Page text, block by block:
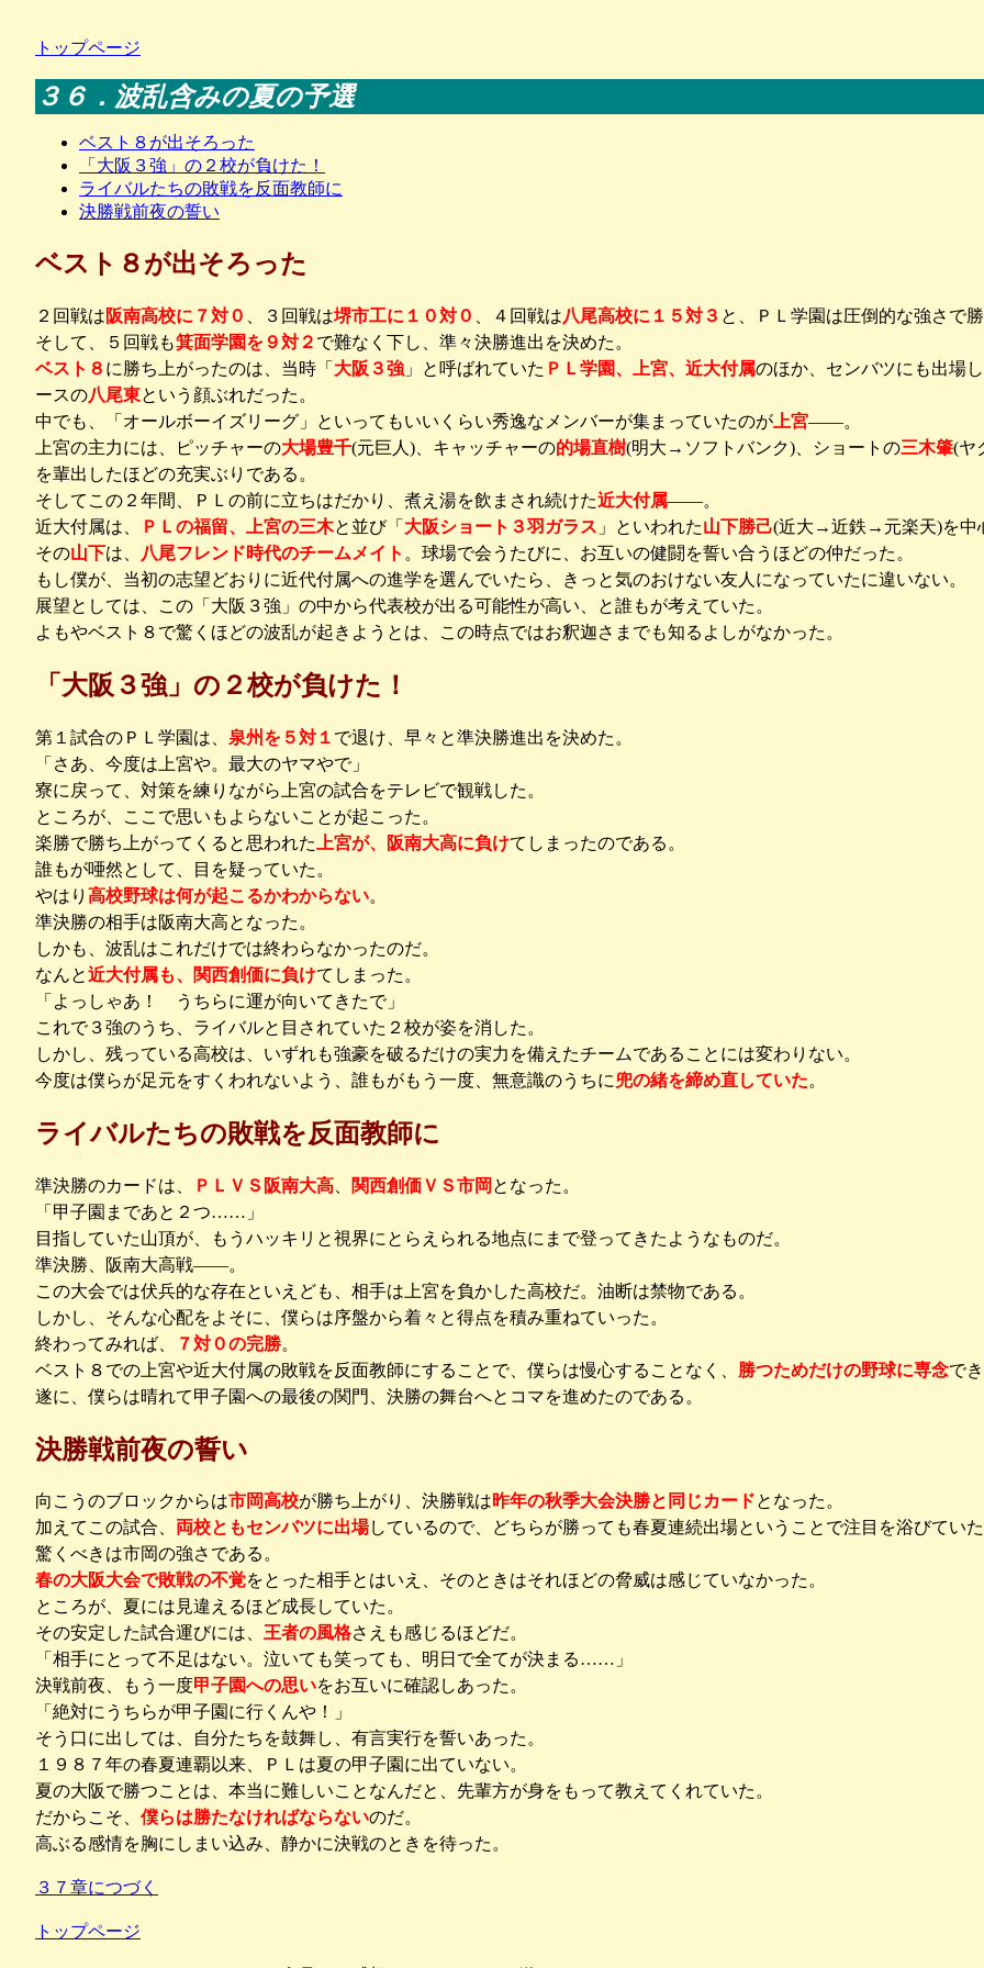
トップページ
３６．波乱含みの夏の予選
ベスト８が出そろった
「大阪３強」の２校が負けた！
ライバルたちの敗戦を反面教師に
決勝戦前夜の誓い
ベスト８が出そろった
２回戦は阪南高校に７対０ 、３回戦は堺市工に１０対０ 、４回戦は八尾高校に１５対３ と、ＰＬ学園は圧倒的な強さで
そして、５回戦も箕面学園を９対２ で難なく下し、準々決勝進出を決めた。
ベスト８ に勝ち上がったのは、当時「 大阪３強 」と呼ばれていた ＰＬ学園、上宮、近大付属のほか、センバツにも出場
ースの八尾東という顔ぶれだった。
中でも、「オールボーイズリーグ」といってもいいくらい秀逸なメンバーが集まっていたのが 上宮――。
上宮の主力には、ピッチャーの大場豊千(元巨人)、キャッチャーの的場直樹(明大→ソフトバンク)、ショートの三木肇(ヤ
を輩出したほどの充実ぶりである。
そしてこの２年間、ＰＬの前に立ちはだかり、煮え湯を飲まされ続けた近大付属――。
近大付属は、
ＰＬの福留、上宮の三木と並び「 大阪ショート３羽ガラス 」といわれた山下勝己(近大→近鉄→元楽天)を中
その山下は、 八尾フレンド時代のチームメイト 。球場で会うたびに、お互いの健闘を誓い合うほどの仲だった。
もし僕が、当初の志望どおりに近代付属への進学を選んでいたら、きっと気のおけない友人になっていたに違いない。
展望としては、この「大阪３強」の中から代表校が出る可能性が高い、と誰もが考えていた。
よもやベスト８で驚くほどの波乱が起きようとは、この時点ではお釈迦さまでも知るよしがなかった。
「大阪３強」の２校が負けた！
第１試合のＰＬ学園は、 泉州を５対１ で退け、早々と準決勝進出を決めた。
「さあ、今度は上宮や。最大のヤマやで」
寮に戻って、対策を練りながら上宮の試合をテレビで観戦した。
ところが、ここで思いもよらないことが起こった。
楽勝で勝ち上がってくると思われた
上宮が、阪南大高に負けてしまったのである。
誰もが唖然として、目を疑っていた。
やはり 高校野球は何が起こるかわからない。
準決勝の相手は阪南大高となった。
しかも、波乱はこれだけでは終わらなかったのだ。
なんと近大付属も、関西創価に負けてしまった。
「よっしゃあ！ うちらに運が向いてきたで」
これで３強のうち、ライバルと目されていた２校が姿を消した。
しかし、残っている高校は、いずれも強豪を破るだけの実力を備えたチームであることには変わりない。
今度は僕らが足元をすくわれないよう、誰もがもう一度、無意識のうちに 兜の緒を締め直していた。
ライバルたちの敗戦を反面教師に
準決勝のカードは、 ＰＬＶＳ阪南大高 関西創価ＶＳ市岡 となった。
「甲子園まであと２つ……」
目指していた山頂が、もうハッキリと視界にとらえられる地点にまで登ってきたようなものだ。
準決勝、阪南大高戦――。
この大会では伏兵的な存在といえども、相手は上宮を負かした高校だ。油断は禁物である。
しかし、そんな心配をよそに、僕らは序盤から着々と得点を積み重ねていった。
終わってみれば、
７対０の完勝。
ベスト８での上宮や近大付属の敗戦を反面教師にすることで、僕らは慢心することなく、 勝つためだけの野球に専念で
遂に、僕らは晴れて甲子園への最後の関門、決勝の舞台へとコマを進めたのである。
決勝戦前夜の誓い
向こうのブロックからは市岡高校が勝ち上がり、決勝戦は昨年の秋季大会決勝と同じカードとなった。
加えてこの試合、 両校ともセンバツに出場しているので、どちらが勝っても春夏連続出場ということで注目を浴びてい
驚くべきは市岡の強さである。
春の大阪大会で敗戦の不覚をとった相手とはいえ、そのときはそれほどの脅威は感じていなかった。
ところが、夏には見違えるほど成長していた。
その安定した試合運びには、 王者の風格さえも感じるほどだ。
「相手にとって不足はない。泣いても笑っても、明日で全てが決まる……」
決戦前夜、もう一度甲子園への思いをお互いに確認しあった。
「絶対にうちらが甲子園に行くんや！」
そう口に出しては、自分たちを鼓舞し、有言実行を誓いあった。
１９８７年の春夏連覇以来、ＰＬは夏の甲子園に出ていない。
夏の大阪で勝つことは、本当に難しいことなんだと、先輩方が身をもって教えてくれていた。
だからこそ、 僕らは勝たなければならないのだ。
高ぶる感情を胸にしまい込み、静かに決戦のときを待った。
３７章につづく
トップページ